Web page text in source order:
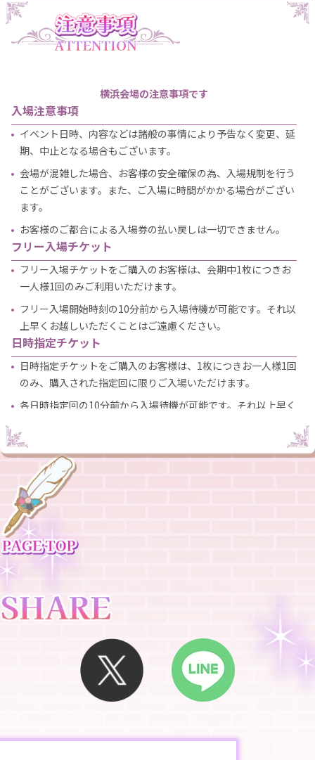
横浜会場の注意事項です
入場注意事項
イベント日時、内容などは諸般の事情により予告なく変更、延
期、中止となる場合もございます。
会場が混雑した場合、お客様の安全確保の為、入場規制を行う
ことがございます。また、ご入場に時間がかかる場合がござい
ます。
お客様のご都合による入場券の払い戻しは一切できません。
フリー入場チケット
フリー入場チケットをご購入のお客様は、会期中1枚につきお
一人様1回のみご利用いただけます。
フリー入場開始時刻の10分前から入場待機が可能です。それ以
上早くお越しいただくことはご遠慮ください。
日時指定チケット
日時指定チケットをご購入のお客様は、1枚につきお一人様1回
のみ、購入された指定回に限りご入場いただけます。
各日時指定回の10分前から入場待機が可能です。それ以上早く
「ハイタッチ会実施あり」の日時指定チケットをご購入いただ
いたお客様は、全員ハイタッチ会にご参加いただけます。ハイ
タッチ会は一部日程のみの実施となりますので、参加をご希望
の方は必ず該当の公演回のチケットをご購入ください。
指定した時間内にご来場いただくようお願いいたします。 お時
間を過ぎてのご来場はご入場をお断りさせていただく可能性が
ございます。
合は、ハイタッチ会に参加することができません。
「ハイタッチ会実施あり」の日時指定チケットは先着販売で
す。在庫無くなり次第の販売終了となります。
プレミアム先行入場券
プレミアム先行入場券をご購入のお客様は、1枚につきお一人
様1回のみご利用いただけます。
いただくことはご遠慮ください。